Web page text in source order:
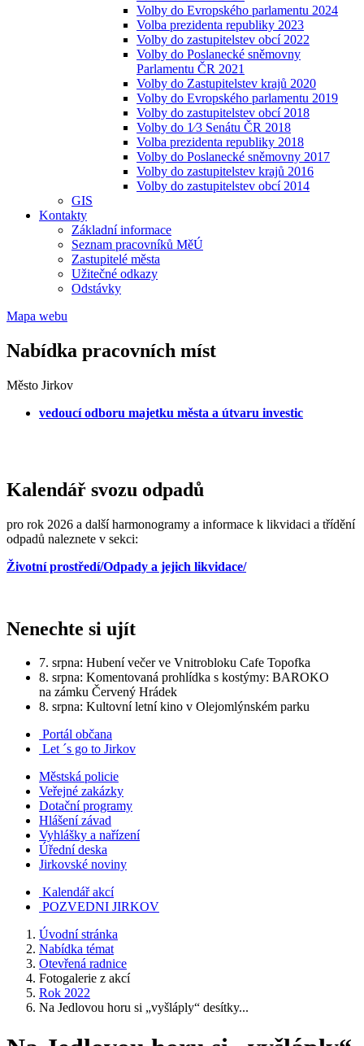
Volby do Evropského parlamentu 2024
Volba prezidenta republiky 2023
Volby do zastupitelstev obcí 2022
Volby do Poslanecké sněmovny
Parlamentu ČR 2021
Volby do Zastupitelstev krajů 2020
Volby do Evropského parlamentu 2019
Volby do zastupitelstev obcí 2018
Volby do 1⁄3 Senátu ČR 2018
Volba prezidenta republiky 2018
Volby do Poslanecké sněmovny 2017
Volby do zastupitelstev krajů 2016
Volby do zastupitelstev obcí 2014
GIS
Kontakty
Základní informace
Seznam pracovníků MěÚ
Zastupitelé města
Užitečné odkazy
Odstávky
Mapa webu
Nabídka pracovních míst
Město Jirkov
vedoucí odboru majetku města a útvaru investic
Kalendář svozu odpadů
pro rok 2026 a další harmonogramy a informace k likvidaci a třídění
odpadů naleznete v sekci:
Životní prostředí/Odpady a jejich likvidace/
Nenechte si ujít
7. srpna: Hubení večer ve Vnitrobloku Cafe Topofka
8. srpna: Komentovaná prohlídka s kostýmy: BAROKO
na zámku Červený Hrádek
8. srpna: Kultovní letní kino v Olejomlýnském parku
Portál občana
Let ´s go to Jirkov
Městská policie
Veřejné zakázky
Dotační programy
Hlášení závad
Vyhlášky a nařízení
Úřední deska
Jirkovské noviny
Kalendář akcí
POZVEDNI JIRKOV
Úvodní stránka
Nabídka témat
Otevřená radnice
Fotogalerie z akcí
Rok 2022
Na Jedlovou horu si „vyšláply“ desítky...